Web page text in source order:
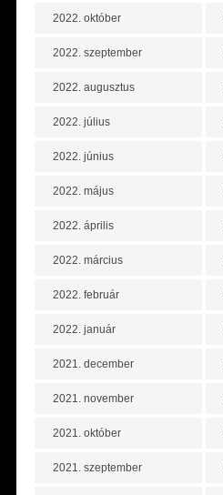
2022. október
2022. szeptember
2022. augusztus
2022. július
2022. június
2022. május
2022. április
2022. március
2022. február
2022. január
2021. december
2021. november
2021. október
2021. szeptember